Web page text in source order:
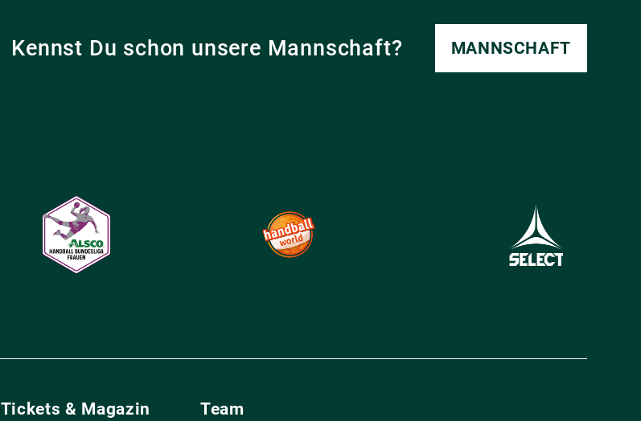
Kennst Du schon unsere Mannschaft? MANNSCHAFT
Tickets & Magazin Team